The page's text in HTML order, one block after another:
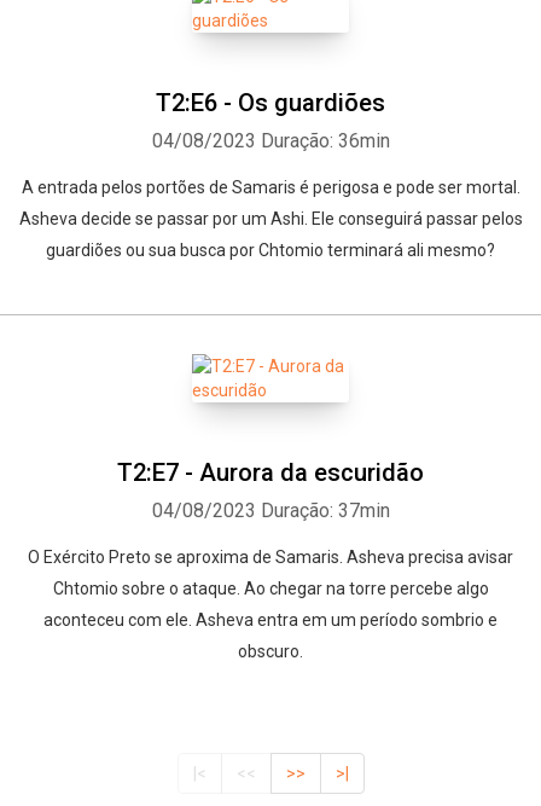
T2:E6 - Os guardiões
04/08/2023 Duração: 36min
A entrada pelos portões de Samaris é perigosa e pode ser mortal.
Asheva decide se passar por um Ashi. Ele conseguirá passar pelos
guardiões ou sua busca por Chtomio terminará ali mesmo?
T2:E7 - Aurora da escuridão
04/08/2023 Duração: 37min
O Exército Preto se aproxima de Samaris. Asheva precisa avisar
Chtomio sobre o ataque. Ao chegar na torre percebe algo
aconteceu com ele. Asheva entra em um período sombrio e
obscuro.
|< << >> >|